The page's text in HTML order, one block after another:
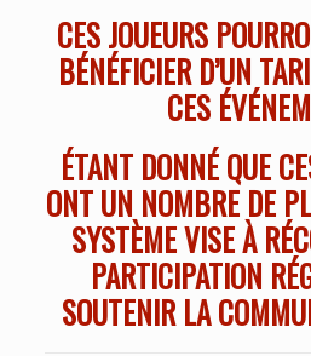
CES JOUEURS
BÉNÉFICIER D’UN
CES
ÉTANT DONNÉ QUE
ONT UN NOMBRE DE
SYSTÈME VISE À
PARTICIPATION
SOUTENIR LA